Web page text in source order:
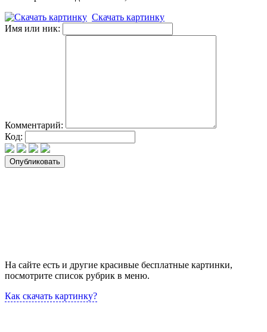
Скачать картинку
Имя или ник:
Комментарий:
Код:
На сайте есть и другие красивые бесплатные картинки,
посмотрите список рубрик в меню.
Как скачать картинку?